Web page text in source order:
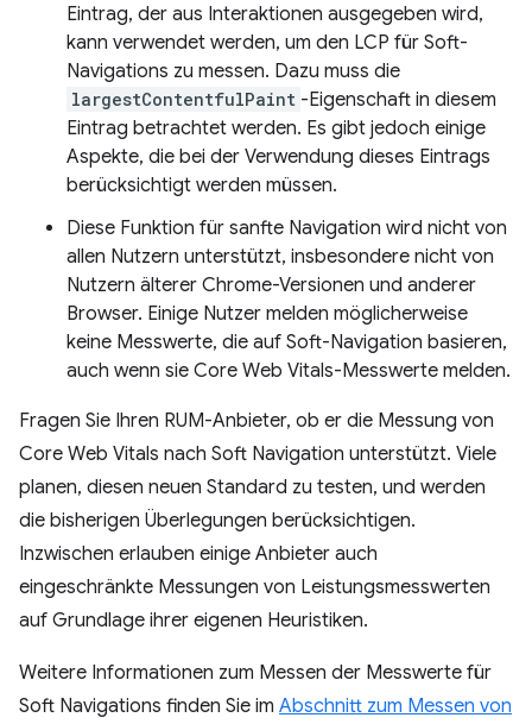
Eintrag, der aus Interaktionen ausgegeben wird,
kann verwendet werden, um den LCP für Soft-
Navigations zu messen. Dazu muss die
largestContentfulPaint -Eigenschaft in diesem
Eintrag betrachtet werden. Es gibt jedoch einige
Aspekte, die bei der Verwendung dieses Eintrags
berücksichtigt werden müssen.
Diese Funktion für sanfte Navigation wird nicht von
allen Nutzern unterstützt, insbesondere nicht von
Nutzern älterer Chrome-Versionen und anderer
Browser. Einige Nutzer melden möglicherweise
keine Messwerte, die auf Soft-Navigation basieren,
auch wenn sie Core Web Vitals-Messwerte melden.
Fragen Sie Ihren RUM-Anbieter, ob er die Messung von
Core Web Vitals nach Soft Navigation unterstützt. Viele
planen, diesen neuen Standard zu testen, und werden
die bisherigen Überlegungen berücksichtigen.
Inzwischen erlauben einige Anbieter auch
eingeschränkte Messungen von Leistungsmesswerten
auf Grundlage ihrer eigenen Heuristiken.
Weitere Informationen zum Messen der Messwerte für
Soft Navigations finden Sie im Abschnitt zum Messen von